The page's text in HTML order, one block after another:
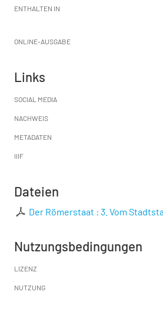
ENTHALTEN IN
ONLINE-AUSGABE
Links
SOCIAL MEDIA
NACHWEIS
METADATEN
IIIF
Dateien
Der Römerstaat : 3. Vom
Nutzungsbedingungen
LIZENZ
NUTZUNG